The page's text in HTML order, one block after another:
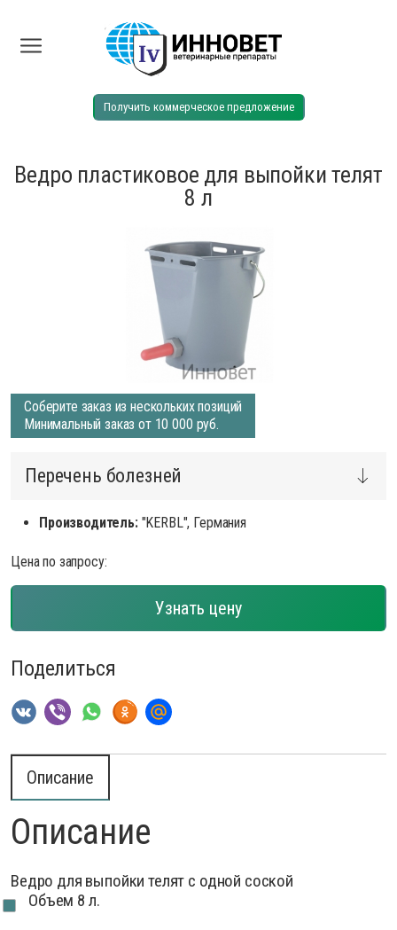
Получить коммерческое предложение
Ведро пластиковое для выпойки телят
8 л
Соберите заказ из нескольких позиций
Минимальный заказ от 10 000 руб.
Перечень болезней
Производитель:"KERBL", Германия
Цена по запросу:
Узнать цену
Поделиться
Описание
Описание
Ведро для выпойки телят с одной соской
Объем 8 л.